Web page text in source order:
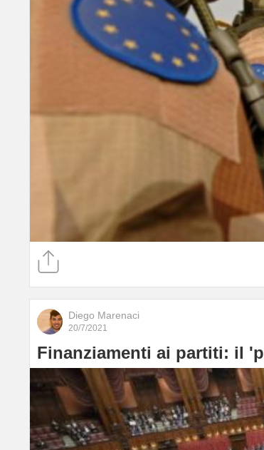
Diego Marenaci
20/7/2021
Finanziamenti ai partiti: il